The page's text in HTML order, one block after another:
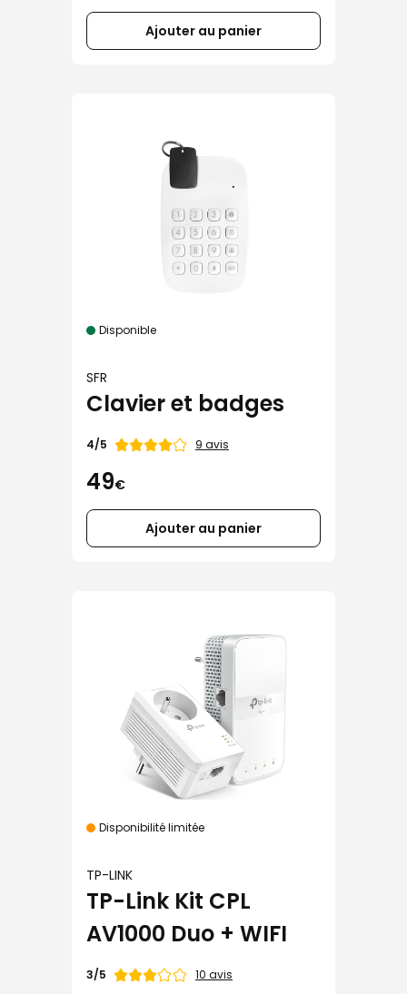
Ajouter au panier
Disponible
SFR
Clavier et badges
Note
4/5 9 avis
49€
Ajouter au panier
Disponibilité limitée
TP-LINK
TP-Link Kit CPL
AV1000 Duo + WIFI
Note
3/5 10 avis